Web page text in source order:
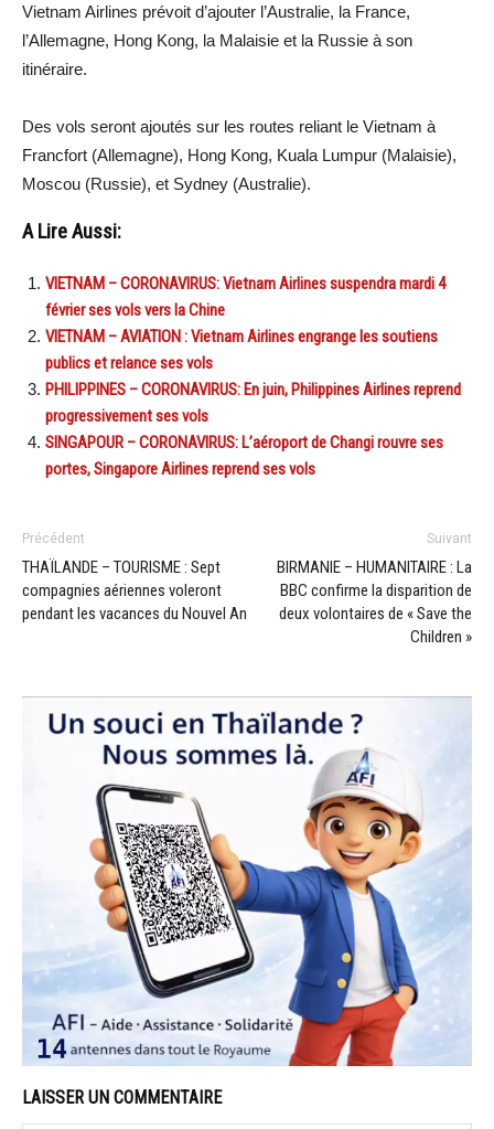
Vietnam Airlines prévoit d’ajouter l’Australie, la France,
l’Allemagne, Hong Kong, la Malaisie et la Russie à son
itinéraire.
Des vols seront ajoutés sur les routes reliant le Vietnam à
Francfort (Allemagne), Hong Kong, Kuala Lumpur (Malaisie),
Moscou (Russie), et Sydney (Australie).
A Lire Aussi:
VIETNAM – CORONAVIRUS: Vietnam Airlines suspendra mardi 4
février ses vols vers la Chine
VIETNAM – AVIATION : Vietnam Airlines engrange les soutiens
publics et relance ses vols
PHILIPPINES – CORONAVIRUS: En juin, Philippines Airlines reprend
progressivement ses vols
SINGAPOUR – CORONAVIRUS: L’aéroport de Changi rouvre ses
portes, Singapore Airlines reprend ses vols
Précédent
THAÏLANDE – TOURISME : Sept
compagnies aériennes voleront
pendant les vacances du Nouvel An
Suivant
BIRMANIE – HUMANITAIRE : La
BBC confirme la disparition de
deux volontaires de « Save the
Children »
LAISSER UN COMMENTAIRE